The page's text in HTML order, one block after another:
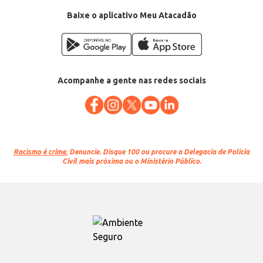
EAN: 7898110843494Baixe o aplicativo Meu Atacadão
Acompanhe a gente nas redes sociais
Racismo é crime. Denuncie. Disque 100 ou procure a Delegacia de Polícia
Civil mais próxima ou o Ministério Público.